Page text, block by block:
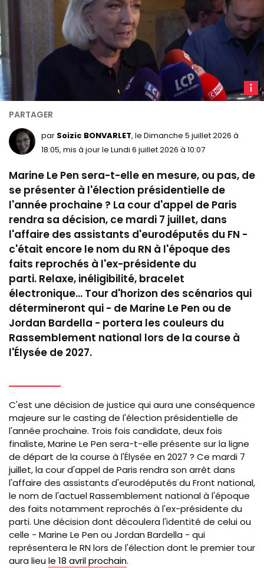
Le
2026.
par Soizic BONVARLET, le Dimanche 5 juillet 2026 à
18:05, mis à jour le Lundi 6 juillet 2026 à 10:07
Marine Le Pen sera-t-elle en mesure, ou pas, de
se présenter à l'élection présidentielle de
l'année prochaine ? La cour d'appel de Paris
rendra sa décision, ce mardi 7 juillet, dans
l'affaire des assistants d'eurodéputés du FN -
c'était encore le nom du RN à l'époque des
faits reprochés à l'ex-présidente du
parti. Relaxe, inéligibilité, bracelet
électronique... Tour d'horizon des scénarios qui
détermineront qui - de Marine Le Pen ou de
Jordan Bardella - portera les couleurs du
Rassemblement national lors de la course à
l'Élysée de 2027.
C'est une décision de justice qui aura une conséquence
majeure sur le casting de l'élection présidentielle de
l'année prochaine. Trois fois candidate, deux fois
finaliste, Marine Le Pen sera-t-elle présente sur la ligne
de départ de la course à l'Élysée en 2027 ? Ce mardi 7
juillet, la cour d'appel de Paris rendra son arrêt dans
l'affaire des assistants d'eurodéputés du Front national,
le nom de l'actuel Rassemblement national à l'époque
des faits notamment reprochés à l'ex-présidente du
parti. Une décision dont découlera l'identité de celui ou
celle - Marine Le Pen ou Jordan Bardella - qui
représentera le RN lors de l'élection dont le premier tour
aura lieu le 18 avril prochain.